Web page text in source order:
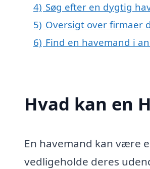
4) Søg efter en dygtig
5) Oversigt over firmaer
6) Find en havemand i
Hvad kan en
En havemand kan være
vedligeholde deres